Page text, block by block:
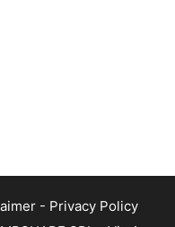
- Privacy Policy